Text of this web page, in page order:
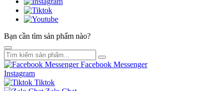
Bạn cần tìm sản phẩm nào?
Facebook Messenger
Instagram
Tiktok